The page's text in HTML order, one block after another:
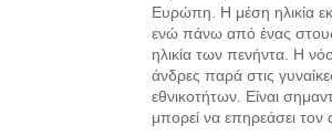
Ευρώπη. Η μέση ηλικία
ενώ πάνω από ένας
ηλικία των πενήντα. Η
άνδρες παρά στις
εθνικοτήτων. Είναι
μπορεί να επηρεάσει τον